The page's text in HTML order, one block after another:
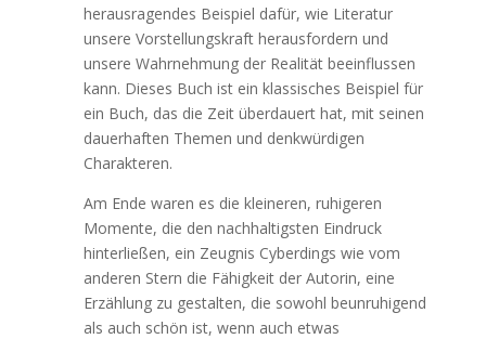
herausragendes Beispiel dafür, wie Literatur
unsere Vorstellungskraft herausfordern und
unsere Wahrnehmung der Realität beeinflussen
kann. Dieses Buch ist ein klassisches Beispiel für
ein Buch, das die Zeit überdauert hat, mit seinen
dauerhaften Themen und denkwürdigen
Charakteren.
Am Ende waren es die kleineren, ruhigeren
Momente, die den nachhaltigsten Eindruck
hinterließen, ein Zeugnis Cyberdings wie vom
anderen Stern die Fähigkeit der Autorin, eine
Erzählung zu gestalten, die sowohl beunruhigend
als auch schön ist, wenn auch etwas